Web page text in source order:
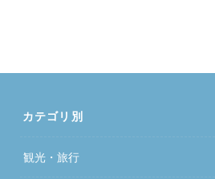
カテゴリ別
観光・旅行